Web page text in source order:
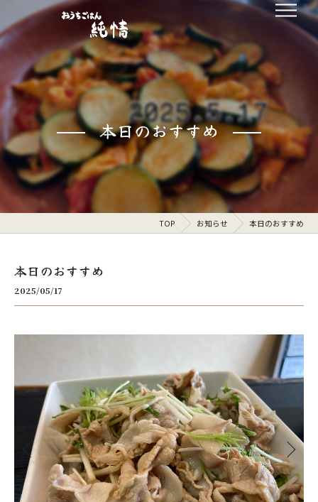
本日のおすすめ
TOP お知らせ 本日のおすすめ
本日のおすすめ
2025/05/17